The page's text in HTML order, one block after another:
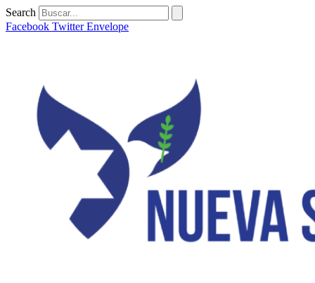
Ir
al
Search
Facebook Twitter Envelope